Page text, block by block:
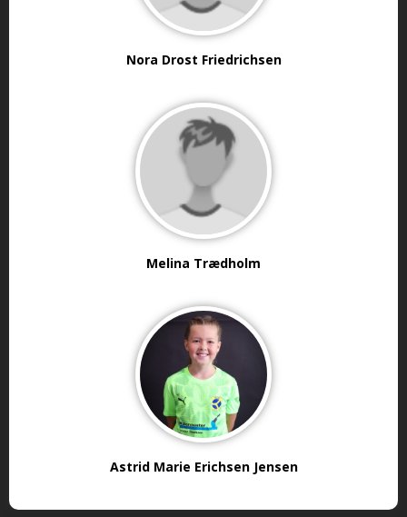
Nora Drost Friedrichsen
Melina Trædholm
Astrid Marie Erichsen Jensen